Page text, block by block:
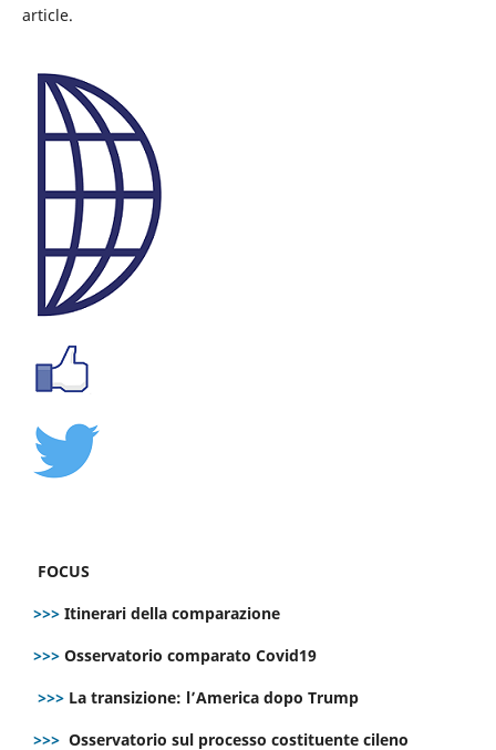
article.
FOCUS
>>> Itinerari della comparazione
>>> Osservatorio comparato Covid19
>>> La transizione: l’America dopo Trump
>>> Osservatorio sul processo costituente cileno